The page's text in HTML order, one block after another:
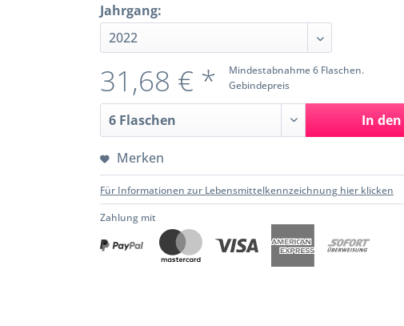
Jahrgang:
Mindestabnahme 6 Flaschen.
Gebindepreis
31,68 € *
In den
Merken
Für Informationen zur Lebensmittelkennzeichnung hier klicken
Zahlung mit